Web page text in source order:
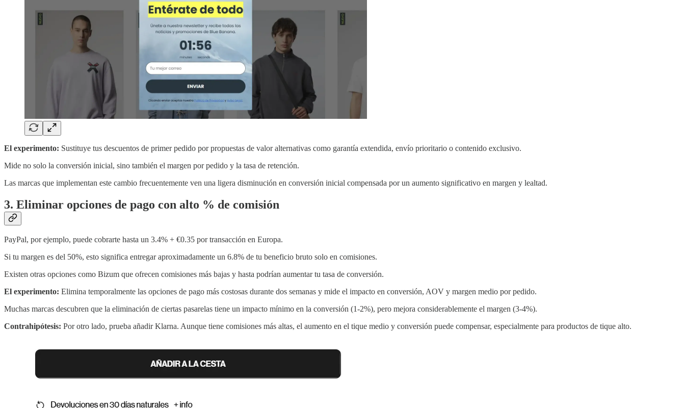
El experimento: Sustituye tus descuentos de primer pedido por propuestas de valor alternativas como garantía extendida, envío prioritario o contenido exclusivo.
Mide no solo la conversión inicial, sino también el margen por pedido y la tasa de retención.
Las marcas que implementan este cambio frecuentemente ven una ligera disminución en conversión inicial compensada por un aumento significativo en margen y lealtad.
3. Eliminar opciones de pago con alto % de comisión
PayPal, por ejemplo, puede cobrarte hasta un 3.4% + €0.35 por transacción en Europa.
Si tu margen es del 50%, esto significa entregar aproximadamente un 6.8% de tu beneficio bruto solo en comisiones.
Existen otras opciones como Bizum que ofrecen comisiones más bajas y hasta podrían aumentar tu tasa de conversión.
El experimento: Elimina temporalmente las opciones de pago más costosas durante dos semanas y mide el impacto en conversión, AOV y margen medio por pedido.
Muchas marcas descubren que la eliminación de ciertas pasarelas tiene un impacto mínimo en la conversión (1-2%), pero mejora considerablemente el margen (3-4%).
Contrahipótesis: Por otro lado, prueba añadir Klarna. Aunque tiene comisiones más altas, el aumento en el tique medio y conversión puede compensar, especialmente para productos de tique alto.